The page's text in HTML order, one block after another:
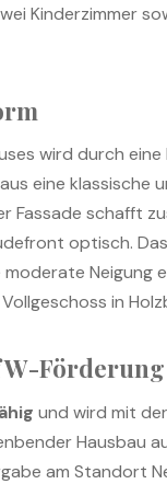
Kinderzimmer
wird durch eine
eine klassische
Fassade schafft
optisch.
Neigung
in
Förderung
und wird mit
Hausbau
am Standort